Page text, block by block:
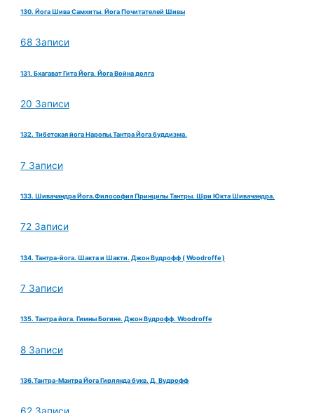
130. Йога Шива Самхиты. Йога Почитателей Шивы
68 Записи
131. Бхагават Гита Йога. Йога Война долга
20 Записи
132. Тибетская йога Наропы.Тантра Йога буддизма.
7 Записи
133. Шивачандра Йога.Философия Принципы Тантры. Шри Юкта Шивачандра.
72 Записи
134. Тантра-йога. Шакта и Шакти. Джон Вудрофф ( Woodroffe )
7 Записи
135. Тантра йога. Гимны Богине. Джон Вудрофф. Woodroffe
8 Записи
136.Тантра-Мантра Йога Гирлянда букв. Д. Вудрофф